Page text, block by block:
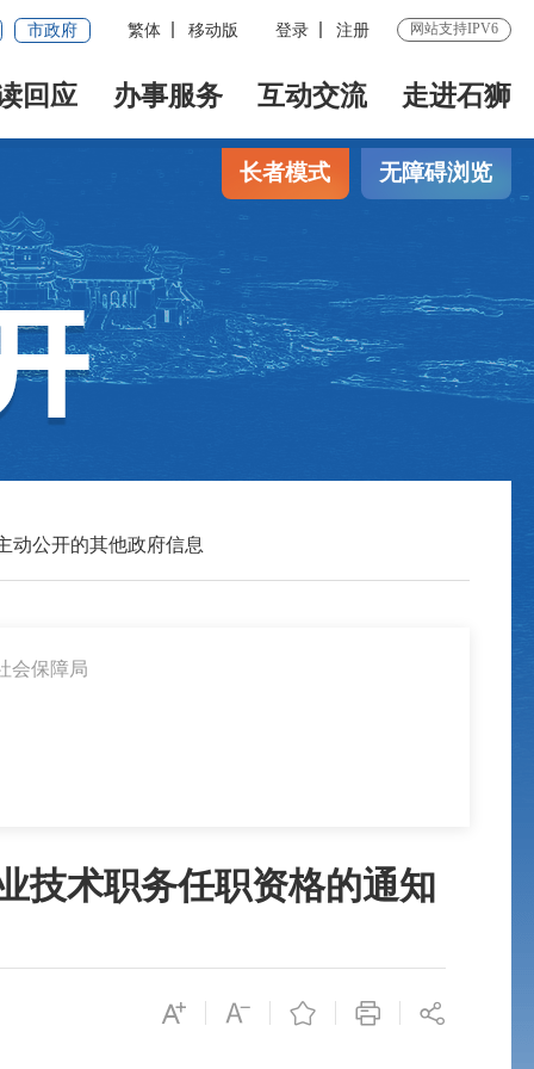
市政府 繁体 移动版 登录 注册 网站支持IPV6
回应 办事服务 互动交流 走进石狮
长者模式 无障碍浏览
动公开的其他政府信息
会保障局
技术职务任职资格的通知